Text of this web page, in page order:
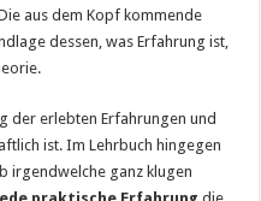
aus dem Kopf kommende
dessen, was Erfahrung ist,
der erlebten Erfahrungen und
ist. Im Lehrbuch hingegen
irgendwelche ganz klugen